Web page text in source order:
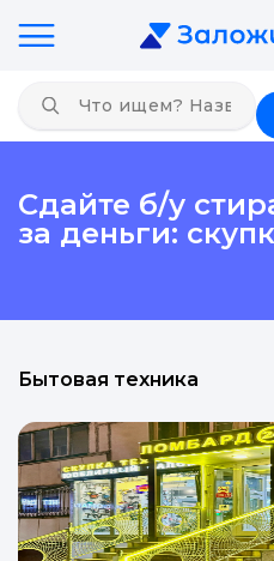
Сдайте б/у
за деньги:
Бытовая техника